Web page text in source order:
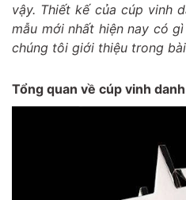
vậy. Thiết kế của cúp vinh
mẫu mới nhất hiện nay có
chúng tôi giới thiệu trong
Tổng quan về cúp vinh danh